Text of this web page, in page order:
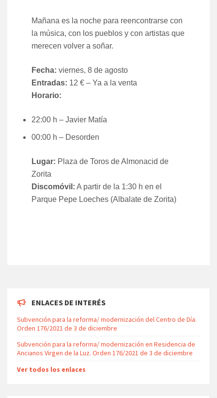
Mañana es la noche para reencontrarse con
la música, con los pueblos y con artistas que
merecen volver a soñar.
Fecha: viernes, 8 de agosto
Entradas: 12 € – Ya a la venta
Horario:
22:00 h – Javier Matía
00:00 h – Desorden
Lugar: Plaza de Toros de Almonacid de
Zorita
Discomóvil: A partir de la 1:30 h en el
Parque Pepe Loeches (Albalate de Zorita)
ENLACES DE INTERÉS
Subvención para la reforma/ modernización del Centro de Día.
Orden 176/2021 de 3 de diciembre
Subvención para la reforma/ modernización en Residencia de
Ancianos Virgen de la Luz. Orden 176/2021 de 3 de diciembre
Ver todos los enlaces